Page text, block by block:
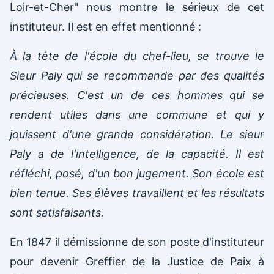
Loir-et-Cher" nous montre le sérieux de cet
instituteur. Il est en effet mentionné :
À la tête de l'école du chef-lieu, se trouve le
Sieur Paly qui se recommande par des qualités
précieuses. C'est un de ces hommes qui se
rendent utiles dans une commune et qui y
jouissent d'une grande considération. Le sieur
Paly a de l'intelligence, de la capacité. Il est
réfléchi, posé, d'un bon jugement. Son école est
bien tenue. Ses élèves travaillent et les résultats
sont satisfaisants.
En 1847 il démissionne de son poste d'instituteur
pour devenir Greffier de la Justice de Paix à